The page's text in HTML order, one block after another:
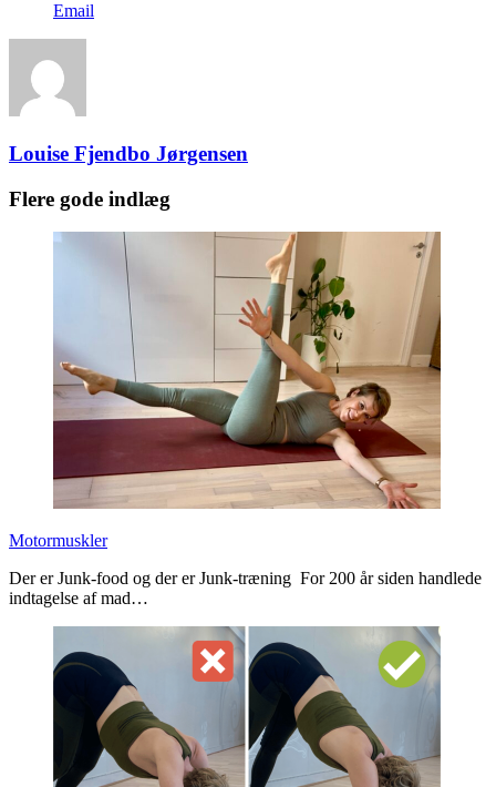
Email
Louise Fjendbo Jørgensen
Flere gode indlæg
Motormuskler
Der er Junk-food og der er Junk-træning For 200 år siden handlede
indtagelse af mad…